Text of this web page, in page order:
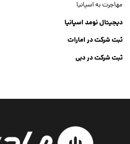
مهاجرت به اسپانیا
دیجیتال نومد اسپانیا
ثبت شرکت در امارات
ثبت شرکت در دبی